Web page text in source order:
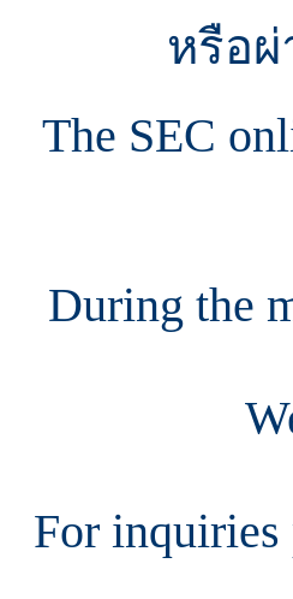
หรือผ่
The SEC
During the
For inquiries